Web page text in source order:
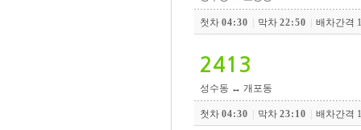
첫차 04:30 막차 22:50 배차간격
2413
성수동 ↔ 개포동
첫차 04:30 막차 23:10 배차간격